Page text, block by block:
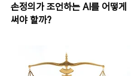
손정의가 조언하는 AI를 어떻게
써야 할까?